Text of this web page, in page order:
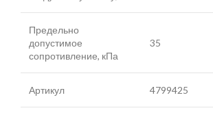
Предельно
допустимое
сопротивление, кПа
35
Артикул 4799425